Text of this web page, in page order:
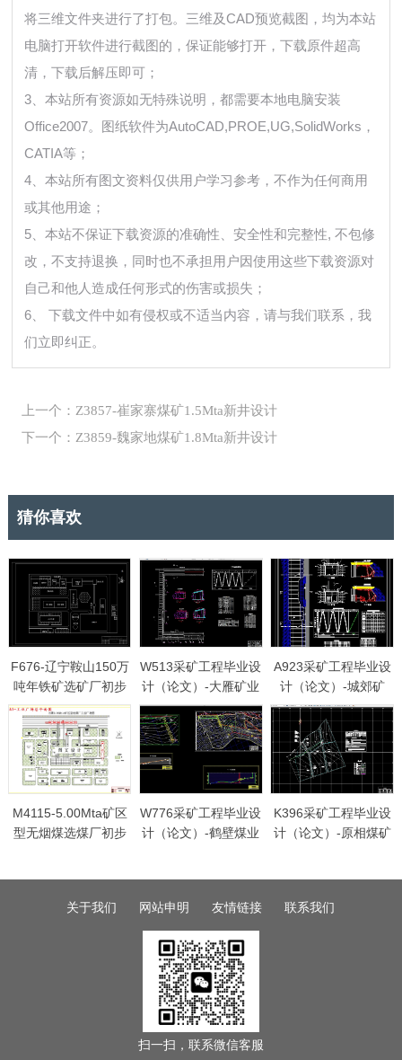
将三维文件夹进行了打包。三维及CAD预览截图，均为本站
电脑打开软件进行截图的，保证能够打开，下载原件超高
清，下载后解压即可；
3、本站所有资源如无特殊说明，都需要本地电脑安装
Office2007。图纸软件为AutoCAD,PROE,UG,SolidWorks，
CATIA等；
4、本站所有图文资料仅供用户学习参考，不作为任何商用
或其他用途；
5、本站不保证下载资源的准确性、安全性和完整性, 不包修
改，不支持退换，同时也不承担用户因使用这些下载资源对
自己和他人造成任何形式的伤害或损失；
6、 下载文件中如有侵权或不适当内容，请与我们联系，我
们立即纠正。
上一个：Z3857-崔家寨煤矿1.5Mta新井设计
下一个：Z3859-魏家地煤矿1.8Mta新井设计
猜你喜欢
F676-辽宁鞍山150万
吨年铁矿选矿厂初步
设计
W513采矿工程毕业设
计（论文）-大雁矿业
集团二矿0.9Mta新井
设计
A923采矿工程毕业设
计（论文）-城郊矿
240万ta新井设计
M4115-5.00Mta矿区
型无烟煤选煤厂初步
W776采矿工程毕业设
计（论文）-鹤壁煤业
K396采矿工程毕业设
计（论文）-原相煤矿
关于我们 网站申明 友情链接 联系我们
扫一扫，联系微信客服